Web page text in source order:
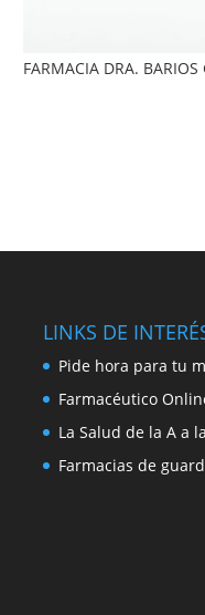
FARMACIA DRA. BARIOS
LINKS DE
Pide hora para tu
Farmacéutico
La Salud de la A a
Farmacias de